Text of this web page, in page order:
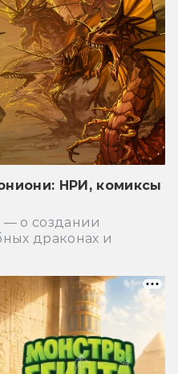
НРИ, комиксы
— о создании
драконах и